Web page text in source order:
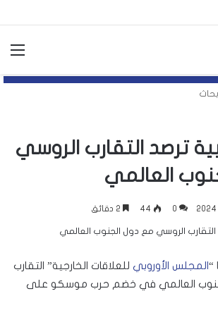
ترصد التقارب الروسي
العالمي
0
44
“ المجلس الأوروبي للعلاقات الخارجية” التقارب
العالمي في خضم حرب موسكو على